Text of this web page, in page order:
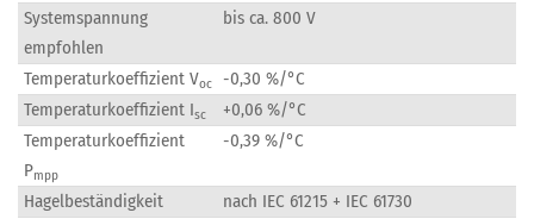
Systemspannung
empfohlen
bis ca. 800 V
Temperaturkoeffizient Voc
-0,30 %/°C
Temperaturkoeffizient Isc
+0,06 %/°C
Temperaturkoeffizient
Pmpp
-0,39 %/°C
Hagelbeständigkeit
nach IEC 61215 + IEC 61730